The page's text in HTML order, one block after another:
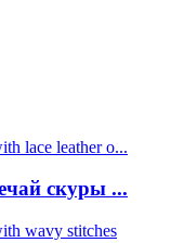
скуры ...